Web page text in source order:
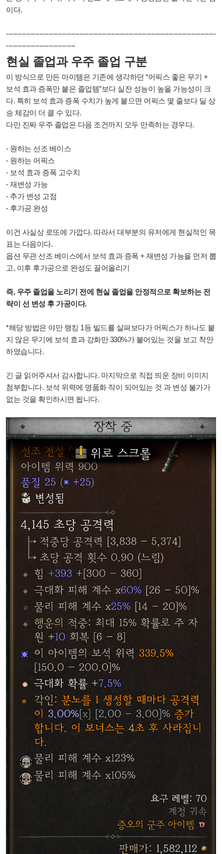
이다.
----------------------------------------------------------------------------------------------
-------------------------------
현실 졸업과 우주 졸업 구분
이 방식으로 만든 아이템은 기존에 생각하던 “어픽스 좋은 무기 +
보석 효과 증폭만 붙은 졸업템”보다 실전 성능이 높을 가능성이 크
다. 특히 보석 효과 증폭 수치가 높게 붙으면 어픽스 몇 줄보다 딜 상
승 체감이 더 클 수 있다.
다만 진짜 우주 졸업은 다음 조건까지 모두 만족하는 경우다.
- 원하는 선조 베이스
- 원하는 어픽스
- 보석 효과 증폭 고수치
- 재변성 가능
- 추가 변성 고점
- 후가공 완성
이건 사실상 로또에 가깝다. 따라서 대부분의 유저에게 현실적인 목
표는 다음이다.
옵션 무관 선조 베이스에서 보석 효과 증폭 + 재변성 가능을 먼저 뽑
고, 이후 후가공으로 완성도 끌어올리기
즉, 우주 졸업을 노리기 전에 현실 졸업을 안정적으로 확보하는 전
략이 선 변성 후 가공이다.
*해당 방법은 야만 랭킹 1등 빌드를 살펴보다가 어픽스가 하나도 붙
지 않은 무기에 보석 효과 강화만 330%가 붙어있는 것을 보고 착안
하였습니다.
긴 글 읽어주셔서 감사합니다. 마지막으로 직접 띄운 장비 이미지
첨부합니다. 보석 위력에 명품화 작이 되어있는 것 과 변성 불가가
없는 것을 확인하시면 됩니다.